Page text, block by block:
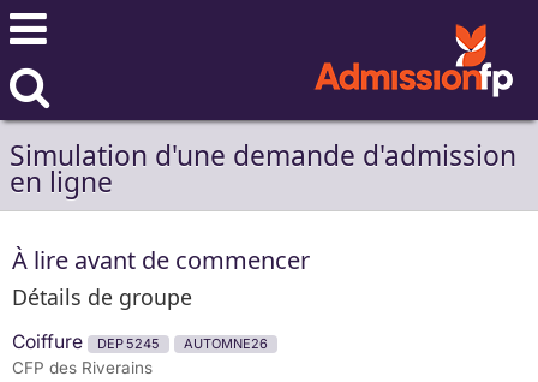
Simulation d'une demande d'admission
en ligne
À lire avant de commencer
Détails de groupe
Coiffure DEP 5245 AUTOMNE26
CFP des Riverains